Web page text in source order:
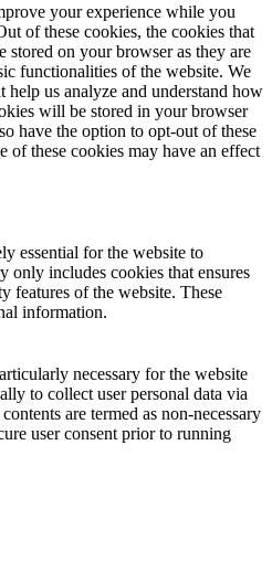
your experience while you
of these cookies, the cookies that
stored on your browser as they are
functionalities of the website. We
help us analyze and understand how
will be stored in your browser
have the option to opt-out of these
of these cookies may have an effect
essential for the website to
only includes cookies that ensures
features of the website. These
information.
necessary for the website
to collect user personal data via
are termed as non-necessary
user consent prior to running